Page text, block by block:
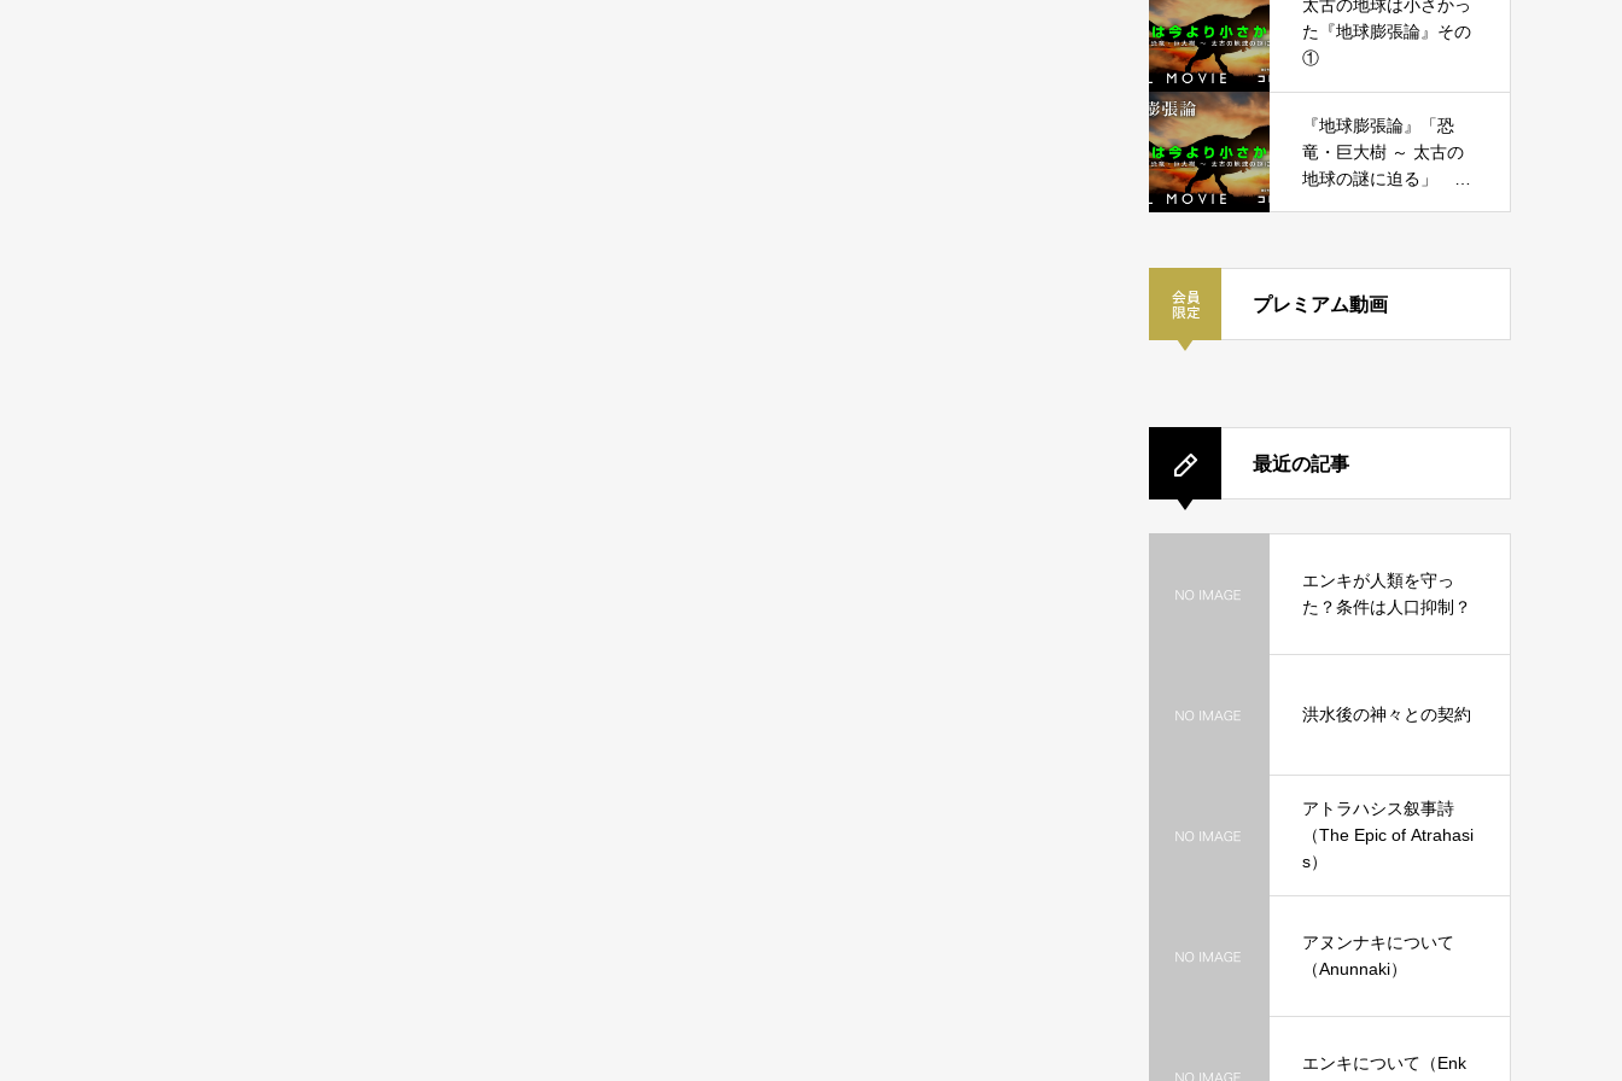
太古の地球は小さかっ
た『地球膨張論』その
①
『地球膨張論』「恐
竜・巨大樹 ～ 太古の
地球の謎に迫る」 コ
プレミアム動画
最近の記事
エンキが人類を守っ
た？条件は人口抑制？
洪水後の神々との契約
アトラハシス叙事詩
（The Epic of Atrahasi
s）
アヌンナキについて
（Anunnaki）
エンキについて（Enk